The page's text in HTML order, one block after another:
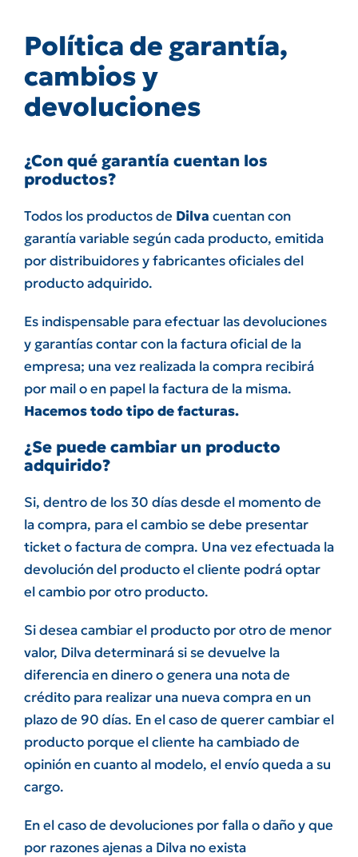
Política de garantía,
cambios y
devoluciones
¿Con qué garantía cuentan los
productos?
Todos los productos de Dilva cuentan con
garantía variable según cada producto, emitida
por distribuidores y fabricantes oficiales del
producto adquirido.
Es indispensable para efectuar las devoluciones
y garantías contar con la factura oficial de la
empresa; una vez realizada la compra recibirá
por mail o en papel la factura de la misma.
Hacemos todo tipo de facturas.
¿Se puede cambiar un producto
adquirido?
Si, dentro de los 30 días desde el momento de
la compra, para el cambio se debe presentar
ticket o factura de compra. Una vez efectuada la
devolución del producto el cliente podrá optar
el cambio por otro producto.
Si desea cambiar el producto por otro de menor
valor, Dilva determinará si se devuelve la
diferencia en dinero o genera una nota de
crédito para realizar una nueva compra en un
plazo de 90 días. En el caso de querer cambiar el
producto porque el cliente ha cambiado de
opinión en cuanto al modelo, el envío queda a su
cargo.
En el caso de devoluciones por falla o daño y que
por razones ajenas a Dilva no exista